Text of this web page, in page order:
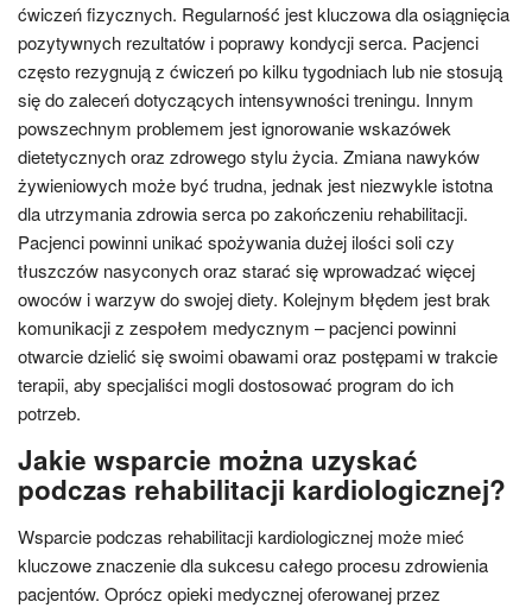
ćwiczeń fizycznych. Regularność jest kluczowa dla osiągnięcia
pozytywnych rezultatów i poprawy kondycji serca. Pacjenci
często rezygnują z ćwiczeń po kilku tygodniach lub nie stosują
się do zaleceń dotyczących intensywności treningu. Innym
powszechnym problemem jest ignorowanie wskazówek
dietetycznych oraz zdrowego stylu życia. Zmiana nawyków
żywieniowych może być trudna, jednak jest niezwykle istotna
dla utrzymania zdrowia serca po zakończeniu rehabilitacji.
Pacjenci powinni unikać spożywania dużej ilości soli czy
tłuszczów nasyconych oraz starać się wprowadzać więcej
owoców i warzyw do swojej diety. Kolejnym błędem jest brak
komunikacji z zespołem medycznym – pacjenci powinni
otwarcie dzielić się swoimi obawami oraz postępami w trakcie
terapii, aby specjaliści mogli dostosować program do ich
potrzeb.
Jakie wsparcie można uzyskać
podczas rehabilitacji kardiologicznej?
Wsparcie podczas rehabilitacji kardiologicznej może mieć
kluczowe znaczenie dla sukcesu całego procesu zdrowienia
pacjentów. Oprócz opieki medycznej oferowanej przez